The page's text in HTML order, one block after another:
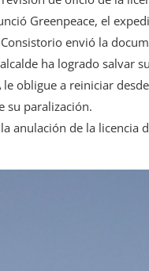
Greenpeace, el
envió la
ha logrado salvar
le obligue a reiniciar
su paralización.
la anulación de la